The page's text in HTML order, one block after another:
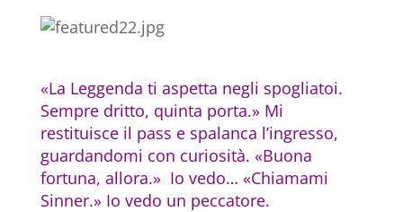
«La Leggenda ti aspetta negli spogliatoi.
Sempre dritto, quinta porta.» Mi
restituisce il pass e spalanca l’ingresso,
guardandomi con curiosità. «Buona
fortuna, allora.» Io vedo… «Chiamami
Sinner.» Io vedo un peccatore.